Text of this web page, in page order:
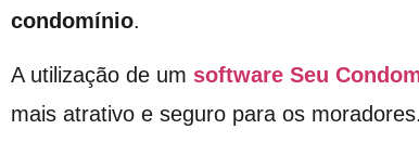
condomínio.
A utilização de um software Seu
mais atrativo e seguro para os moradores.